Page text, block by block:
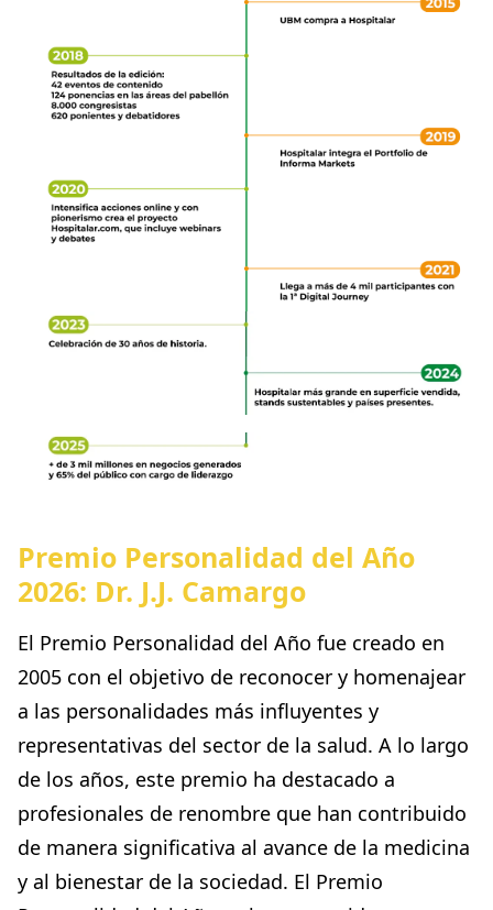
Premio Personalidad del Año
2026: Dr. J.J. Camargo
El Premio Personalidad del Año fue creado en
2005 con el objetivo de reconocer y homenajear
a las personalidades más influyentes y
representativas del sector de la salud. A lo largo
de los años, este premio ha destacado a
profesionales de renombre que han contribuido
de manera significativa al avance de la medicina
y al bienestar de la sociedad. El Premio